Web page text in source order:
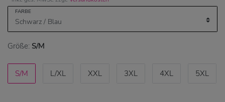
FARBE
Größe: S/M
S/M L/XL XXL 3XL 4XL 5XL